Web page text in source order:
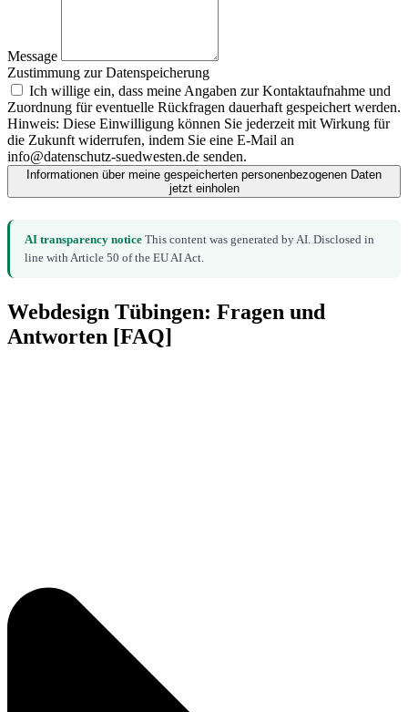
Message
Zustimmung zur Datenspeicherung
Ich willige ein, dass meine Angaben zur Kontaktaufnahme und
Zuordnung für eventuelle Rückfragen dauerhaft gespeichert werden.
Hinweis: Diese Einwilligung können Sie jederzeit mit Wirkung für
die Zukunft widerrufen, indem Sie eine E-Mail an
info@datenschutz-suedwesten.de senden.
Informationen über meine gespeicherten personenbezogenen Daten
jetzt einholen
AI transparency notice This content was generated by AI. Disclosed in
line with Article 50 of the EU AI Act.
Webdesign Tübingen: Fragen und
Antworten [FAQ]